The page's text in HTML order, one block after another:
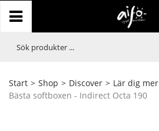
Start > Shop > Discover > Lär dig mer
Bästa softboxen - Indirect Octa 190